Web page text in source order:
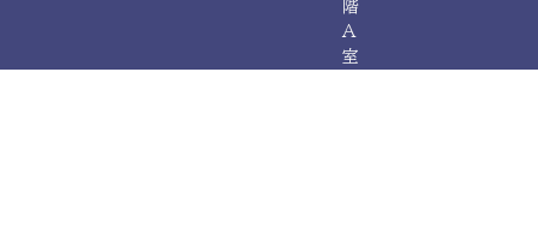
階
A
室